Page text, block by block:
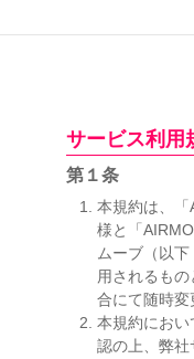
サービス利用
第１条
本規約は、「
様と「
ムーブ（以
用されるも
合にて随時変
本規約にお
認の上、弊社